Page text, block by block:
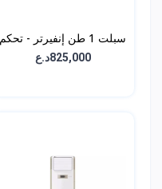
سبلت 1 طن إنفيرتر - تحكم
بالامبير - BMPN13T4W825,000د.ع